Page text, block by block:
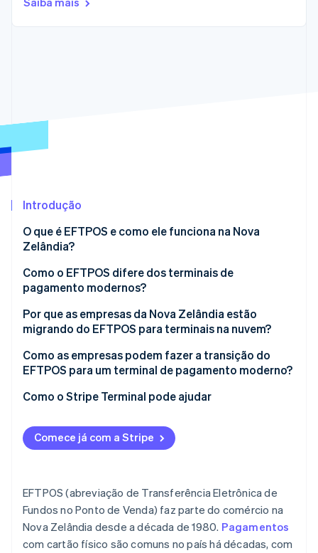
Veja o que está chegando
Radar
Verificação de identidade
Stripe Sessions 2026
Veja como a Stripe está construindo a infraestrutura
Introdução
O que é EFTPOS e como ele funciona na Nova
Zelândia?
Como o EFTPOS difere dos terminais de
pagamento modernos?
Independente vs. conectado por software
Direcionamento local vs. redes globais de bandeiras
de cartão
Por que as empresas da Nova Zelândia estão
migrando do EFTPOS para terminais na nuvem?
O comportamento do cliente já não é mais o mesmo
O checkout não é mais um processo isolado
Sistemas tradicionais têm muitas peças
As melhorias de segurança se tornaram um fardo
Como as empresas podem fazer a transição do
EFTPOS para um terminal de pagamento moderno?
Comece pelo seu caso de uso
Escolha uma configuração que escale
Teste antes de desligar
Como o Stripe Terminal pode ajudar
Comece já com a Stripe
EFTPOS (abreviação de Transferência Eletrônica de
Fundos no Ponto de Venda) faz parte do comércio na
Nova Zelândia desde a década de 1980. Pagamentos
com cartão físico são comuns no país há décadas, com